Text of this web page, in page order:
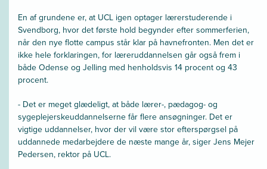
En af grundene er, at UCL igen optager lærerstuderende i
Svendborg, hvor det første hold begynder efter sommerferien,
når den nye flotte campus står klar på havnefronten. Men det er
ikke hele forklaringen, for læreruddannelsen går også frem i
både Odense og Jelling med henholdsvis 14 procent og 43
procent.
- Det er meget glædeligt, at både lærer-, pædagog- og
sygeplejerskeuddannelserne får flere ansøgninger. Det er
vigtige uddannelser, hvor der vil være stor efterspørgsel på
uddannede medarbejdere de næste mange år, siger Jens Mejer
Pedersen, rektor på UCL.